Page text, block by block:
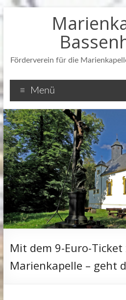
Förderverein für die
Menü
Mit dem 9-Euro-Ticket
Marienkapelle – geht